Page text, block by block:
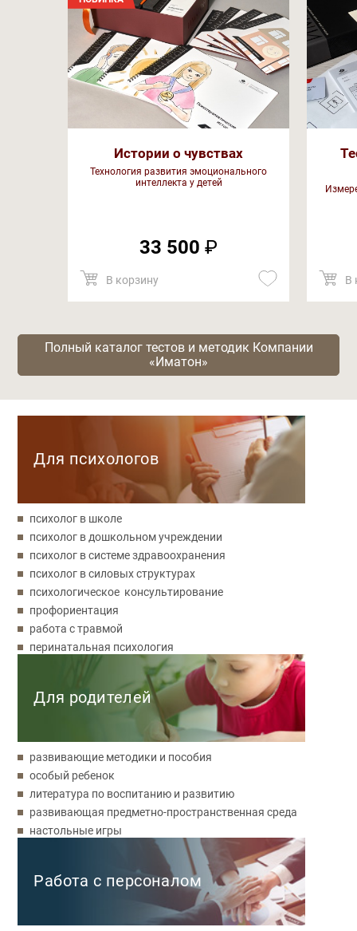
Истории о чувствах
Технология развития эмоционального
интеллекта у детей
33 500 ₽
В корзину В
Полный каталог тестов и методик Компании
«Иматон»
Для психологов
психолог в школе
психолог в дошкольном учреждении
психолог в системе здравоохранения
психолог в силовых структурах
психологическое консультирование
профориентация
работа с травмой
перинатальная психология
Для родителей
развивающие методики и пособия
особый ребенок
литература по воспитанию и развитию
развивающая предметно-пространственная среда
настольные игры
Работа с персоналом